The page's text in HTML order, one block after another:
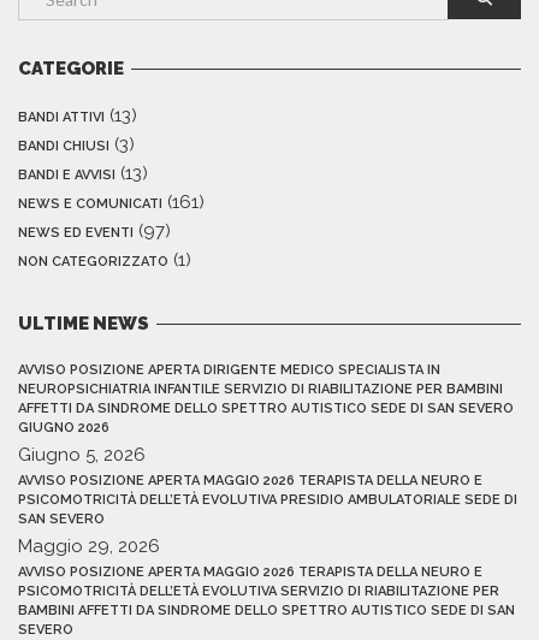
CATEGORIE
BANDI ATTIVI (13)
BANDI CHIUSI (3)
BANDI E AVVISI (13)
NEWS E COMUNICATI (161)
NEWS ED EVENTI (97)
NON CATEGORIZZATO (1)
ULTIME NEWS
AVVISO POSIZIONE APERTA DIRIGENTE MEDICO SPECIALISTA IN
NEUROPSICHIATRIA INFANTILE SERVIZIO DI RIABILITAZIONE PER BAMBINI
AFFETTI DA SINDROME DELLO SPETTRO AUTISTICO SEDE DI SAN SEVERO
GIUGNO 2026
Giugno 5, 2026
AVVISO POSIZIONE APERTA MAGGIO 2026 TERAPISTA DELLA NEURO E
PSICOMOTRICITÀ DELL’ETÀ EVOLUTIVA PRESIDIO AMBULATORIALE SEDE DI
SAN SEVERO
Maggio 29, 2026
AVVISO POSIZIONE APERTA MAGGIO 2026 TERAPISTA DELLA NEURO E
PSICOMOTRICITÀ DELL’ETÀ EVOLUTIVA SERVIZIO DI RIABILITAZIONE PER
BAMBINI AFFETTI DA SINDROME DELLO SPETTRO AUTISTICO SEDE DI SAN
SEVERO